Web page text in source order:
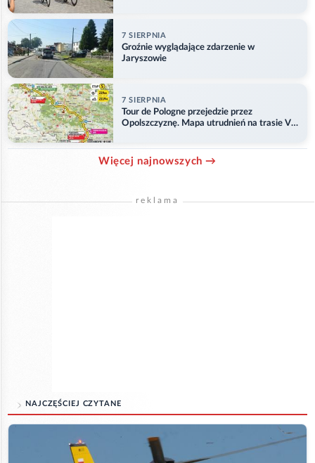
7 SIERPNIA
Groźnie wyglądające zdarzenie w
Jaryszowie
7 SIERPNIA
Tour de Pologne przejedzie przez
Opolszczyznę. Mapa utrudnień na trasie V
Więcej najnowszych →
reklama
NAJCZĘŚCIEJ CZYTANE